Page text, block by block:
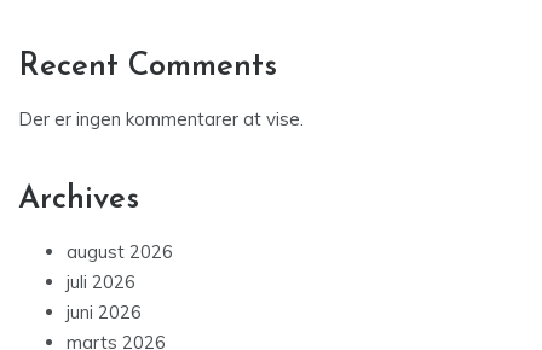
Recent Comments
Der er ingen kommentarer at vise.
Archives
august 2026
juli 2026
juni 2026
marts 2026